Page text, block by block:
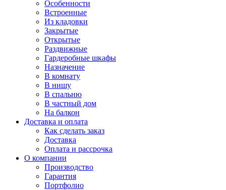
Особенности
Встроенные
Из кладовки
Закрытые
Открытые
Раздвижные
Гардеробные шкафы
Назначение
В комнату
В нишу
В спальню
В частный дом
На балкон
Доставка и оплата
Как сделать заказ
Доставка
Оплата и рассрочка
О компании
Производство
Гарантия
Портфолио